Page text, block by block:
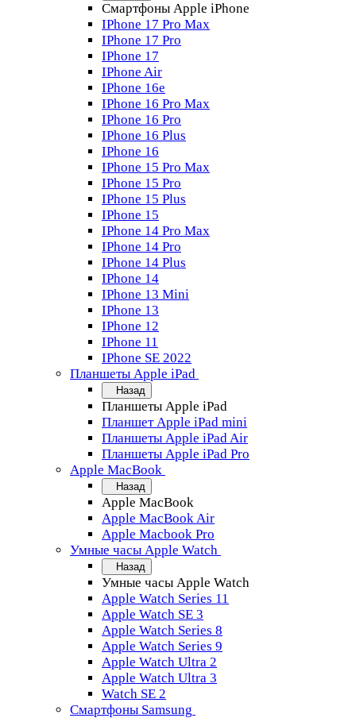
Смартфоны Apple iPhone
IPhone 17 Pro Max
IPhone 17 Pro
IPhone 17
IPhone Air
IPhone 16e
IPhone 16 Pro Max
IPhone 16 Pro
IPhone 16 Plus
IPhone 16
IPhone 15 Pro Max
IPhone 15 Pro
IPhone 15 Plus
IPhone 15
IPhone 14 Pro Max
IPhone 14 Pro
IPhone 14 Plus
IPhone 14
IPhone 13 Mini
IPhone 13
IPhone 12
IPhone 11
IPhone SE 2022
Планшеты Apple iPad
Назад
Планшеты Apple iPad
Планшет Apple iPad mini
Планшеты Apple iPad Air
Планшеты Apple iPad Pro
Apple MacBook
Назад
Apple MacBook
Apple MacBook Air
Apple Macbook Pro
Умные часы Apple Watch
Назад
Умные часы Apple Watch
Apple Watch Series 11
Apple Watch SE 3
Apple Watch Series 8
Apple Watch Series 9
Apple Watch Ultra 2
Apple Watch Ultra 3
Watch SE 2
Смартфоны Samsung